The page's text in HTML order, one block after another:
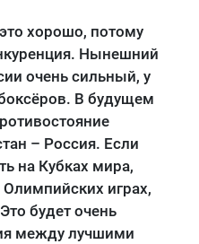
хорошо, потому
Нынешний
очень сильный, у
В будущем
– Россия. Если
на Кубках мира,
играх,
будет очень
между лучшими